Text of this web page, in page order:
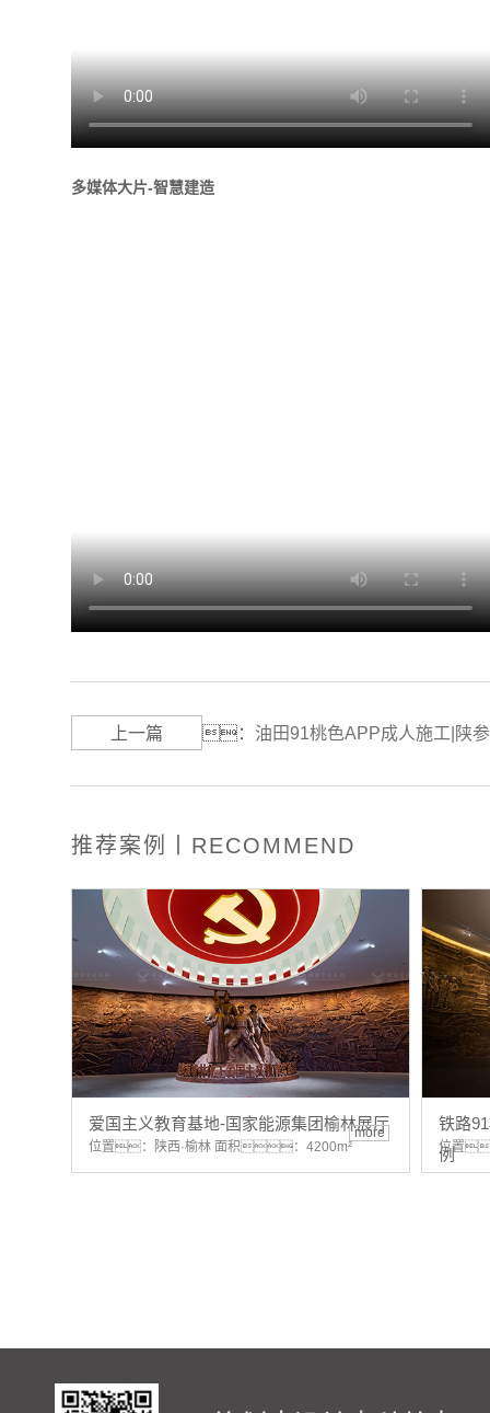
多媒体大片-智慧建造
上一篇 ： 油田91桃色APP成人施工|陕
推荐案例丨RECOMMEND
爱国主义教育基地-国家能源集团榆林展厅
位置：陕西·榆林 面积：4200m²
more
铁路
例
位置